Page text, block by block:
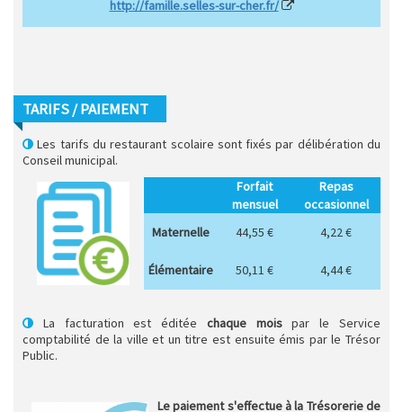
http://famille.selles-sur-cher.fr/
TARIFS / PAIEMENT
Les tarifs du restaurant scolaire sont fixés par délibération du
Conseil municipal.
Forfait
mensuel
Repas
occasionnel
Maternelle
44,55 € 4,22 €
Élémentaire 50,11 € 4,44 €
La facturation est éditée chaque moispar le Service
comptabilité de la ville et un titre est ensuite émis par le Trésor
Public.
Le paiement s'effectue à la Trésorerie de